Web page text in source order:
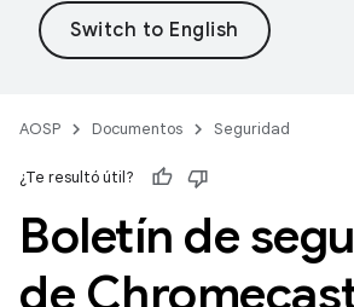
AOSP Documentos Seguridad
¿Te resultó útil?
Boletín de
de